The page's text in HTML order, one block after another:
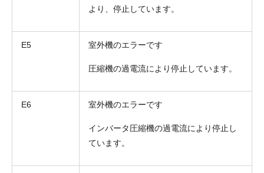
より、停止しています。
E5 室外機のエラーです
圧縮機の過電流により停止しています。
E6 室外機のエラーです
インバータ圧縮機の過電流により停止し
ています。